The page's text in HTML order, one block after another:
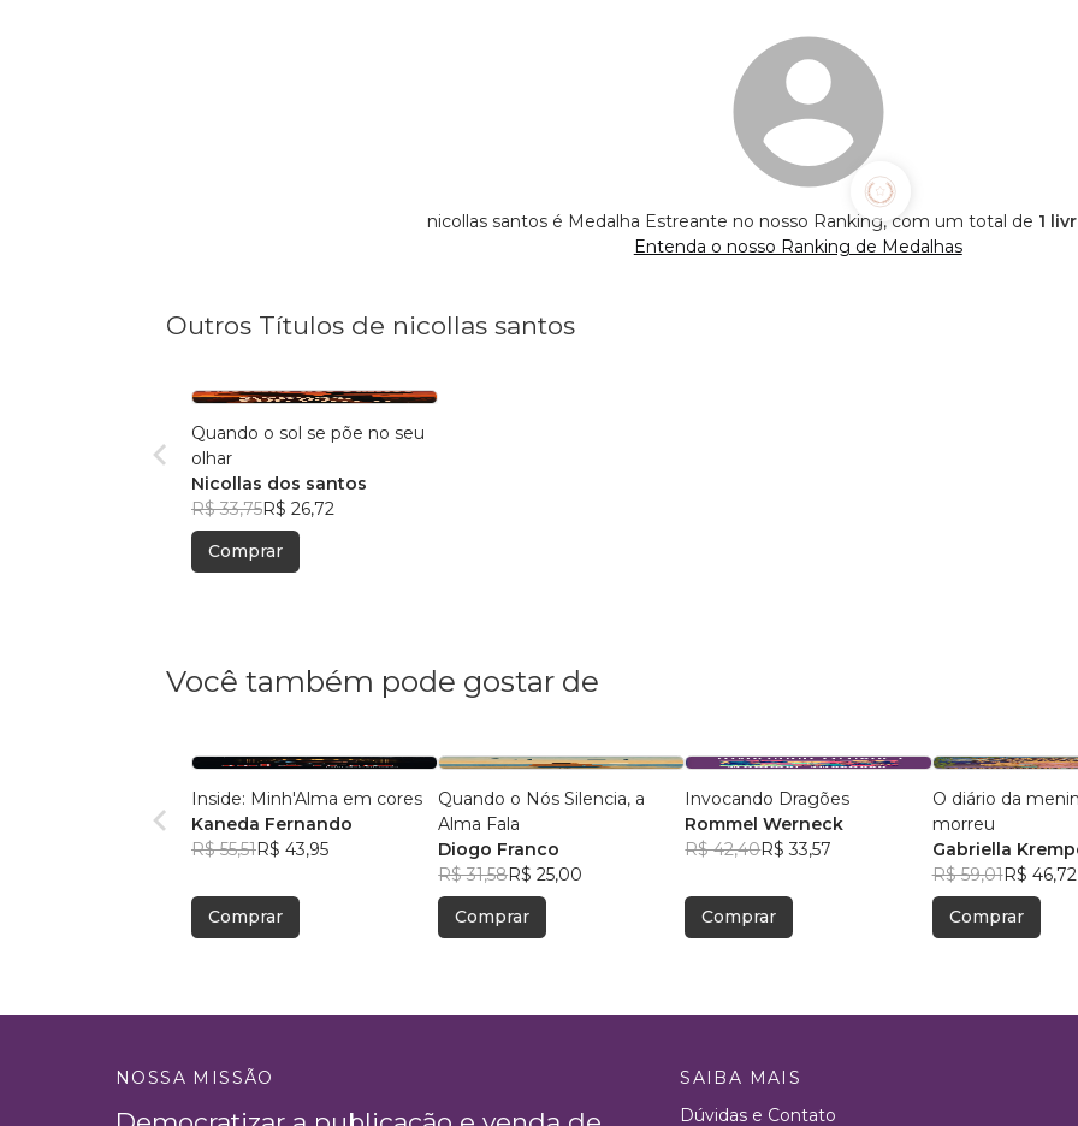
nicollas santos é Medalha Estreante no nosso Ranking, com um total de 1
Entenda o nosso Ranking de Medalhas
Outros Títulos de nicollas santos
Quando o sol se põe no seu
olhar
Nicollas dos santos
R$ 33,75R$ 26,72
Comprar
Você também pode gostar de
Inside: Minh'Alma em cores
Kaneda Fernando
R$ 55,51R$ 43,95
Comprar
Quando o Nós Silencia, a
Alma Fala
Diogo Franco
R$ 31,58R$ 25,00
Comprar
Invocando Dragões
Rommel Werneck
R$ 42,40R$ 33,57
Comprar
O diário da
morreu
Gabriella
R$ 59,01R$ 46,72
Comprar
NOSSA MISSÃO
SAIBA MAIS
Dúvidas e Contato